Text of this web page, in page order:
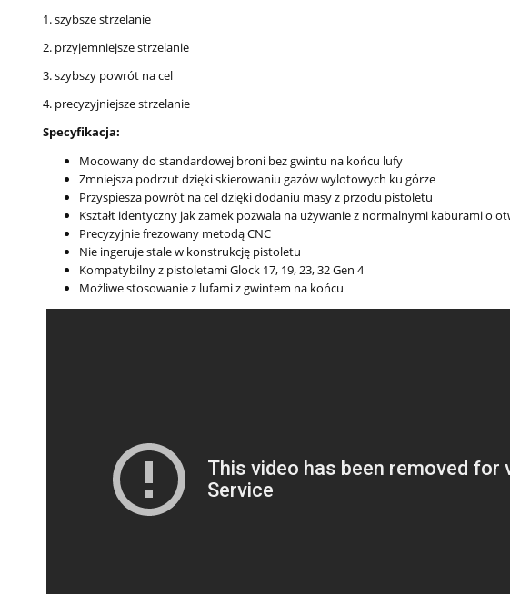
Pistolet Glock 43X Black MOS
9x19
Najniższa cena:3 390,00 zł Najniższa cena:
1. szybsze strzelanie
2. przyjemniejsze strzelanie
3. szybszy powrót na cel
4. precyzyjniejsze strzelanie
Specyfikacja:
Mocowany do standardowej broni bez gwintu na końcu lufy
Zmniejsza podrzut dzięki skierowaniu gazów wylotowych ku górze
Przyspiesza powrót na cel dzięki dodaniu masy z przodu pistoletu
Kształt identyczny jak zamek pozwala na używanie z normalnymi kaburami o
Precyzyjnie frezowany metodą CNC
Nie ingeruje stale w konstrukcję pistoletu
Kompatybilny z pistoletami Glock 17, 19, 23, 32 Gen 4
Możliwe stosowanie z lufami z gwintem na końcu